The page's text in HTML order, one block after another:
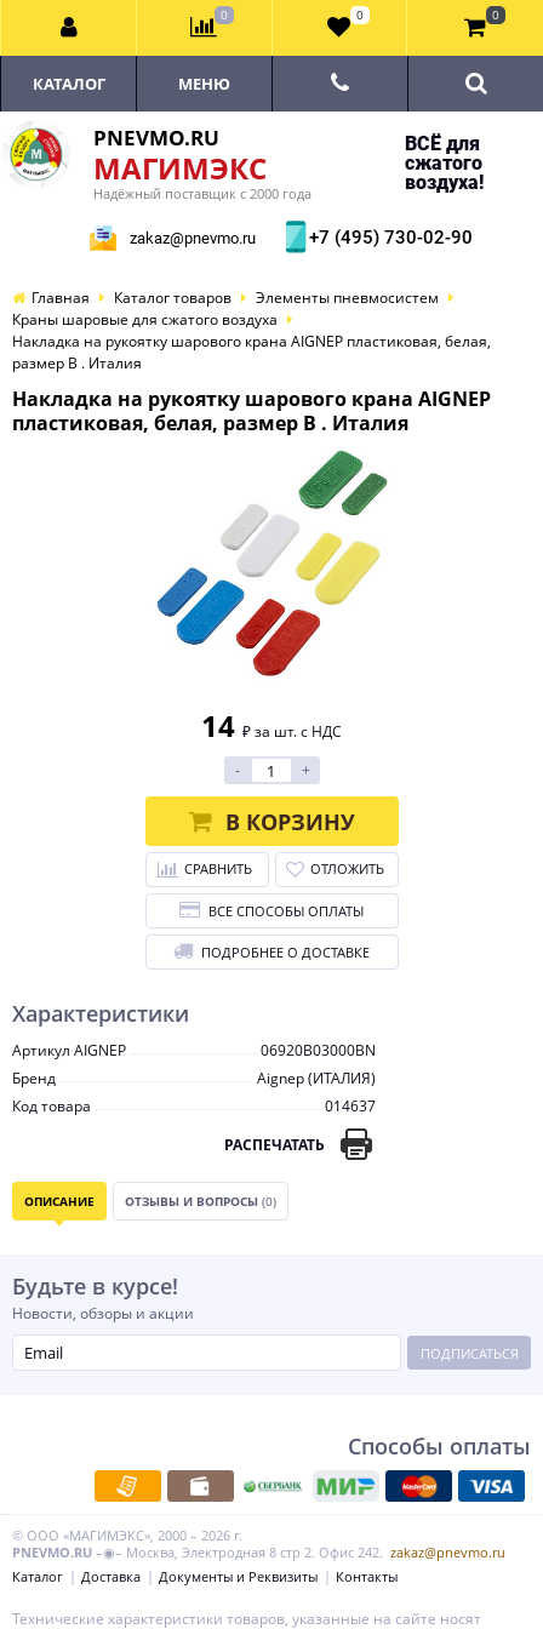
PNEVMO.RU
МАГИМЭКС
Надёжный поставщик с 2000 года
ВСЁ для
сжатого
воздуха!
zakaz@pnevmo.ru +7 (495) 730-02-90
КАТАЛОГ МЕНЮ
Главная Каталог товаров
Элементы пневмосистем
Краны шаровые для сжатого воздуха
Накладка на рукоятку шарового крана AIGNEP пластиковая, белая,
размер B . Италия
Накладка на рукоятку шарового крана AIGNEP
пластиковая, белая, размер B . Италия
Характеристики
Артикул AIGNEP
06920B03000BN
Бренд
Aignep (ИТАЛИЯ)
Код товара
014637
РАСПЕЧАТАТЬ
14 ₽ за шт. с НДС
-
+
В КОРЗИНУ
СРАВНИТЬ ОТЛОЖИТЬ
ВСЕ СПОСОБЫ ОПЛАТЫ
ПОДРОБНЕЕ О ДОСТАВКЕ
ОПИСАНИЕ ОТЗЫВЫ И ВОПРОСЫ (0)
Будьте в курсе!
Новости, обзоры и акции
ПОДПИСАТЬСЯ
Способы оплаты
© ООО «МАГИМЭКС», 2000 – 2026 г.
PNEVMO.RU –◉– Москва, Электродная 8 стр 2. Офис 242. zakaz@pnevmo.ru
Каталог
Доставка Документы и Реквизиты Контакты
0 0 0
Технические характеристики товаров, указанные на сайте носят